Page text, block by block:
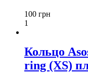
100 грн
1
Кольцо
ring (XS)